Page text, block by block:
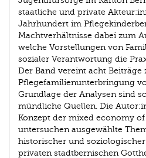
staatliche und private
Jahrhundert im
Machtverhältnisse dabei zum
welche Vorstellungen von
sozialer Verantwortung die
Der Band vereint acht
Pflegefamilienunterbringung
Grundlage der Analysen sind
mündliche Quellen. Die
Konzept der mixed economy
untersuchen ausgewählte
historischer und
privaten stadtbernischen